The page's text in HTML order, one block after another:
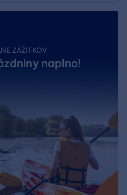
ZÁŽITKOV
naplno!